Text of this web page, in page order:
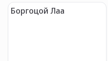
Боргоцой Лаа